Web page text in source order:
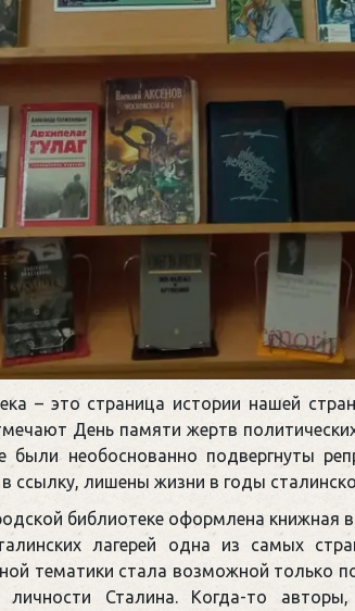
– это страница истории нашей
День памяти жертв
необоснованно подвергнуты
ссылку, лишены жизни в годы
библиотеке оформлена книжная
лагерей одна из самых
тематики стала возможной только
Сталина. Когда-то